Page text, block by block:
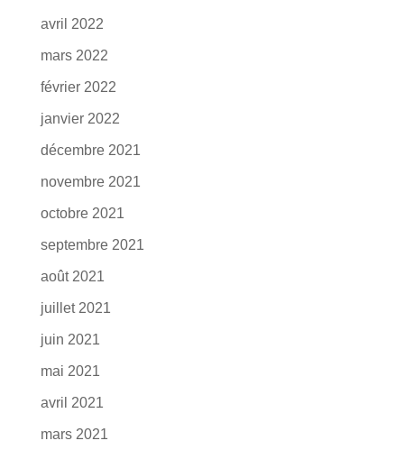
avril 2022
mars 2022
février 2022
janvier 2022
décembre 2021
novembre 2021
octobre 2021
septembre 2021
août 2021
juillet 2021
juin 2021
mai 2021
avril 2021
mars 2021